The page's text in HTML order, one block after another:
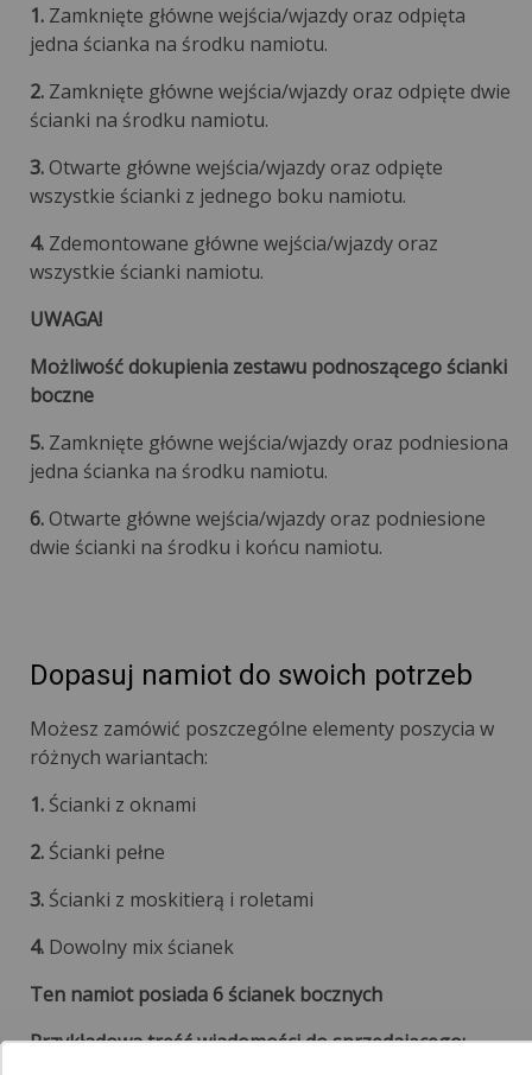
1. Zamknięte główne wejścia/wjazdy oraz odpięta
jedna ścianka na środku namiotu.
2. Zamknięte główne wejścia/wjazdy oraz odpięte dwie
ścianki na środku namiotu.
3.Otwarte główne wejścia/wjazdy oraz odpięte
wszystkie ścianki z jednego boku namiotu.
4. Zdemontowane główne wejścia/wjazdy oraz
wszystkie ścianki namiotu.
UWAGA!
Możliwość dokupienia zestawu podnoszącego ścianki
boczne
5. Zamknięte główne wejścia/wjazdy oraz podniesiona
jedna ścianka na środku namiotu.
6.Otwarte główne wejścia/wjazdy oraz podniesione
dwie ścianki na środku i końcu namiotu.
Dopasuj namiot do swoich potrzeb
Możesz zamówić poszczególne elementy poszycia w
różnych wariantach:
1. Ścianki z oknami
2. Ścianki pełne
3. Ścianki z moskitierą i roletami
4. Dowolny mix ścianek
Ten namiot posiada 6 ścianek bocznych
Przykładowa treść wiadomości do sprzedającego: